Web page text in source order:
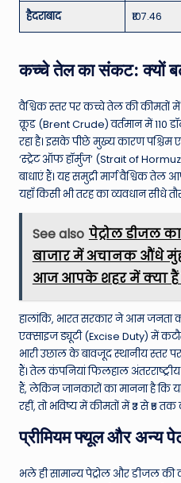
हैदराबाद ₹107.46
कच्चे तेल का संकट: क्यों
वैश्विक स्तर पर कच्चे तेल की कीमतों में
क्रूड (Brent Crude) वर्तमान में 110
रहा है। इसके पीछे मुख्य कारण पश्चिम
‘स्ट्रेट ऑफ हॉर्मुज’ (Strait of
बाधाएं हैं। यह समुद्री मार्ग वैश्विक तेल
यहाँ किसी भी तरह का व्यवधान सीधे
See also पेट्रोल डीजल
बाजार में अचानक औंधे
आज आपके शहर में क्या हैं
हालांकि, भारत सरकार ने आम जनता
एक्साइज ड्यूटी (Excise Duty) में
भारी उछाल के बावजूद स्थानीय स्तर
हैं। तेल कंपनियां फिलहाल
हैं, लेकिन जानकारों का मानना है कि
रहीं, तो भविष्य में कीमतों में ₹3 से ₹5
प्रीमियम फ्यूल और अन्य
भले ही सामान्य पेट्रोल और डीजल